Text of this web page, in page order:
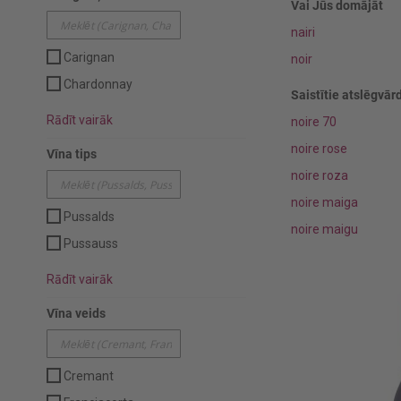
Vai Jūs domājāt
nairi
noir
Saistītie
noire 70
noire rose
noire roza
noire maiga
noire maigu
Carignan
Chardonnay
Rādīt vairāk
Vīna tips
Pussalds
Pussauss
Rādīt vairāk
Vīna veids
Cremant